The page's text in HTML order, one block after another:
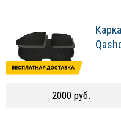
2000 руб.